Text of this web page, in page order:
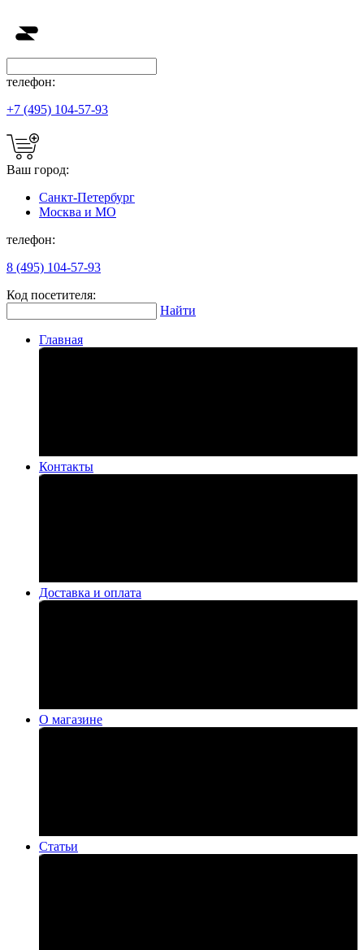
телефон:
+7 (495) 104-57-93
Ваш город:
Санкт-Петербург
Москва и МО
телефон:
8 (495) 104-57-93
Код посетителя:
Найти
Главная
Контакты
Доставка и оплата
О магазине
Статьи